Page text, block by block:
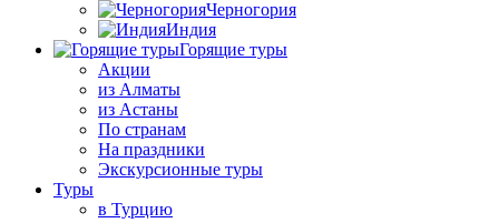
Черногория
Индия
Горящие туры
Акции
из Алматы
из Астаны
По странам
На праздники
Экскурсионные туры
Туры
в Турцию